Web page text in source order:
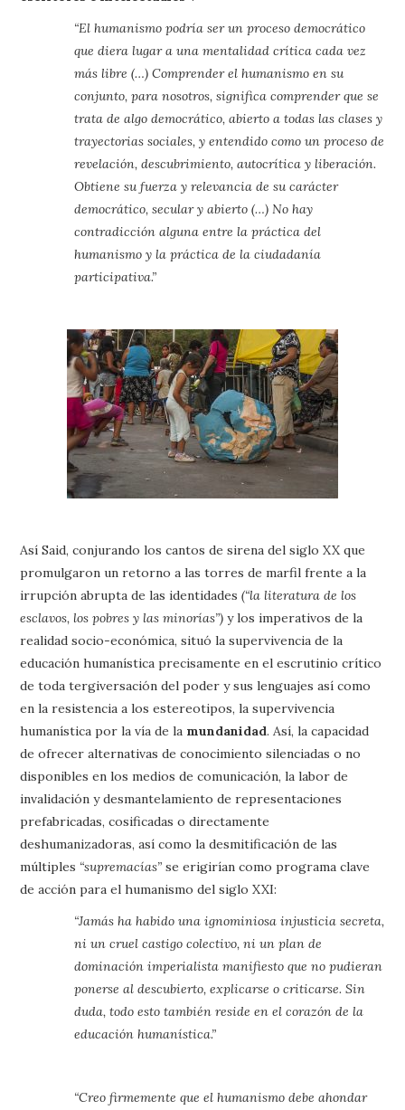
“El humanismo podría ser un proceso democrático
que diera lugar a una mentalidad crítica cada vez
más libre (…) Comprender el humanismo en su
conjunto, para nosotros, significa comprender que se
trata de algo democrático, abierto a todas las clases y
trayectorias sociales, y entendido como un proceso de
revelación, descubrimiento, autocrítica y liberación.
Obtiene su fuerza y relevancia de su carácter
democrático, secular y abierto (…) No hay
contradicción alguna entre la práctica del
humanismo y la práctica de la ciudadanía
participativa.”
Así Said, conjurando los cantos de sirena del siglo XX que
promulgaron un retorno a las torres de marfil frente a la
irrupción abrupta de las identidades(“la literatura de los
esclavos, los pobres y las minorías”) y los imperativos de la
realidad socio-económica, situó la supervivencia de la
educación humanística precisamente en el escrutinio crítico
de toda tergiversación del poder y sus lenguajes así como
en la resistencia a los estereotipos, la supervivencia
humanística por la vía de la mundanidad. Así, la capacidad
de ofrecer alternativas de conocimiento silenciadas o no
disponibles en los medios de comunicación, la labor de
invalidación y desmantelamiento de representaciones
prefabricadas, cosificadas o directamente
deshumanizadoras, así como la desmitificación de las
múltiples “supremacías” se erigirían como programa clave
de acción para el humanismo del siglo XXI:
“Jamás ha habido una ignominiosa injusticia secreta,
ni un cruel castigo colectivo, ni un plan de
dominación imperialista manifiesto que no pudieran
ponerse al descubierto, explicarse o criticarse. Sin
duda, todo esto también reside en el corazón de la
educación humanística.”
“Creo firmemente que el humanismo debe ahondar